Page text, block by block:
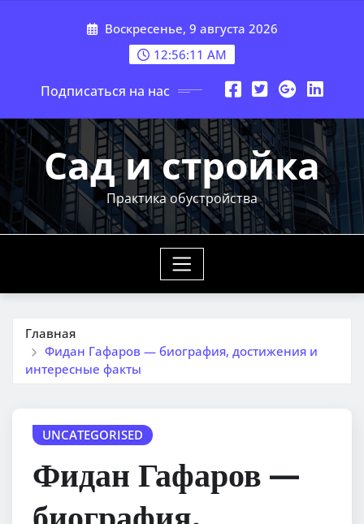
Воскресенье, 9 августа 2026
12:56:12 AM
Подписаться на нас
Сад и стройка
Практика обустройства
Главная
Фидан Гафаров — биография, достижения и
интересные факты
UNCATEGORISED
Фидан Гафаров —